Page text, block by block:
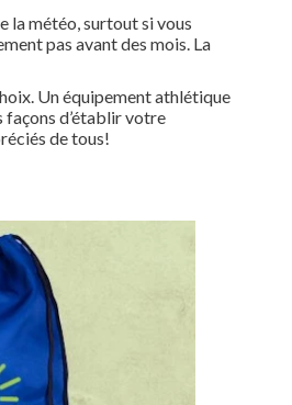
la météo, surtout si vous
pas avant des mois. La
Un équipement athlétique
façons d’établir votre
de tous!